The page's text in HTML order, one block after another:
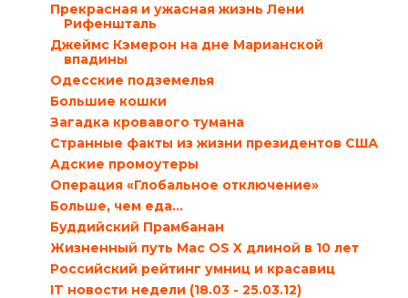
Прекрасная и ужасная жизнь Лени
Рифеншталь
Джеймс Кэмерон на дне Марианской
впадины
Одесские подземелья
Большие кошки
Загадка кровавого тумана
Странные факты из жизни президентов США
Адские промоутеры
Операция «Глобальное отключение»
Больше, чем еда…
Буддийский Прамбанан
Жизненный путь Mac OS X длиной в 10 лет
Российский рейтинг умниц и красавиц
IT новости недели (18.03 - 25.03.12)